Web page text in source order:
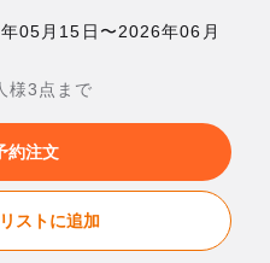
05月15日〜2026年06月
様3点まで
約注文
ストに追加